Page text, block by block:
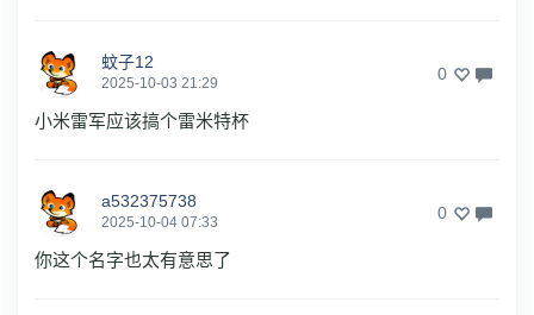
蚊子12
2025-10-03 21:29 0
小米雷军应该搞个雷米特杯
a532375738
2025-10-04 07:33 0
你这个名字也太有意思了